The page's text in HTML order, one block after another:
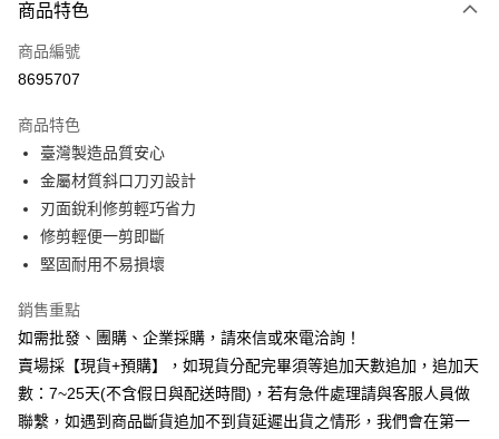
信用卡一次付款
信用卡分期付款
合作金庫商業銀行
華南商業銀行
上海商業儲蓄銀行
國泰世華商業銀行
臺灣中小企業銀行
匯豐（台灣）商業銀行
聯邦商業銀行
元大商業銀行
台新國際商業銀行
中國信託商業銀行
台灣樂天信用卡公司
6 期 0 利率 每期
華南商業銀行
上海商業儲蓄銀行
國泰世華商業銀行
臺灣中小企業銀行
聯邦商業銀行
元大商業銀行
永豐商業銀行
玉山商業銀行
星展（台灣）商業銀行
台灣樂天信用卡公司
12 期 0 利率 每期
合作金庫商業銀行
上海商業儲蓄銀行
國泰世華商業銀行
匯豐（台灣）商業銀行
聯邦商業銀行
遠東國際商業銀行
元大商業銀行
永豐商業銀行
玉山商業銀行
星展（台灣）商業銀行
台新國際商業銀行
中國信託商業銀行
超商取貨付款
LINE Pay
街口支付
悠遊付
全盈+PAY
商品特色
商品編號
8695707
商品特色
臺灣製造品質安心
金屬材質斜口刀刃設計
刃面銳利修剪輕巧省力
修剪輕便一剪即斷
堅固耐用不易損壞
銷售重點
如需批發、團購、企業採購，請來信或來電洽詢！
賣場採【現貨+預購】，如現貨分配完畢須等追加天數追加，追加天
數：7~25天(不含假日與配送時間)，若有急件處理請與客服人員做
聯繫，如遇到商品斷貨追加不到貨延遲出貨之情形，我們會在第一